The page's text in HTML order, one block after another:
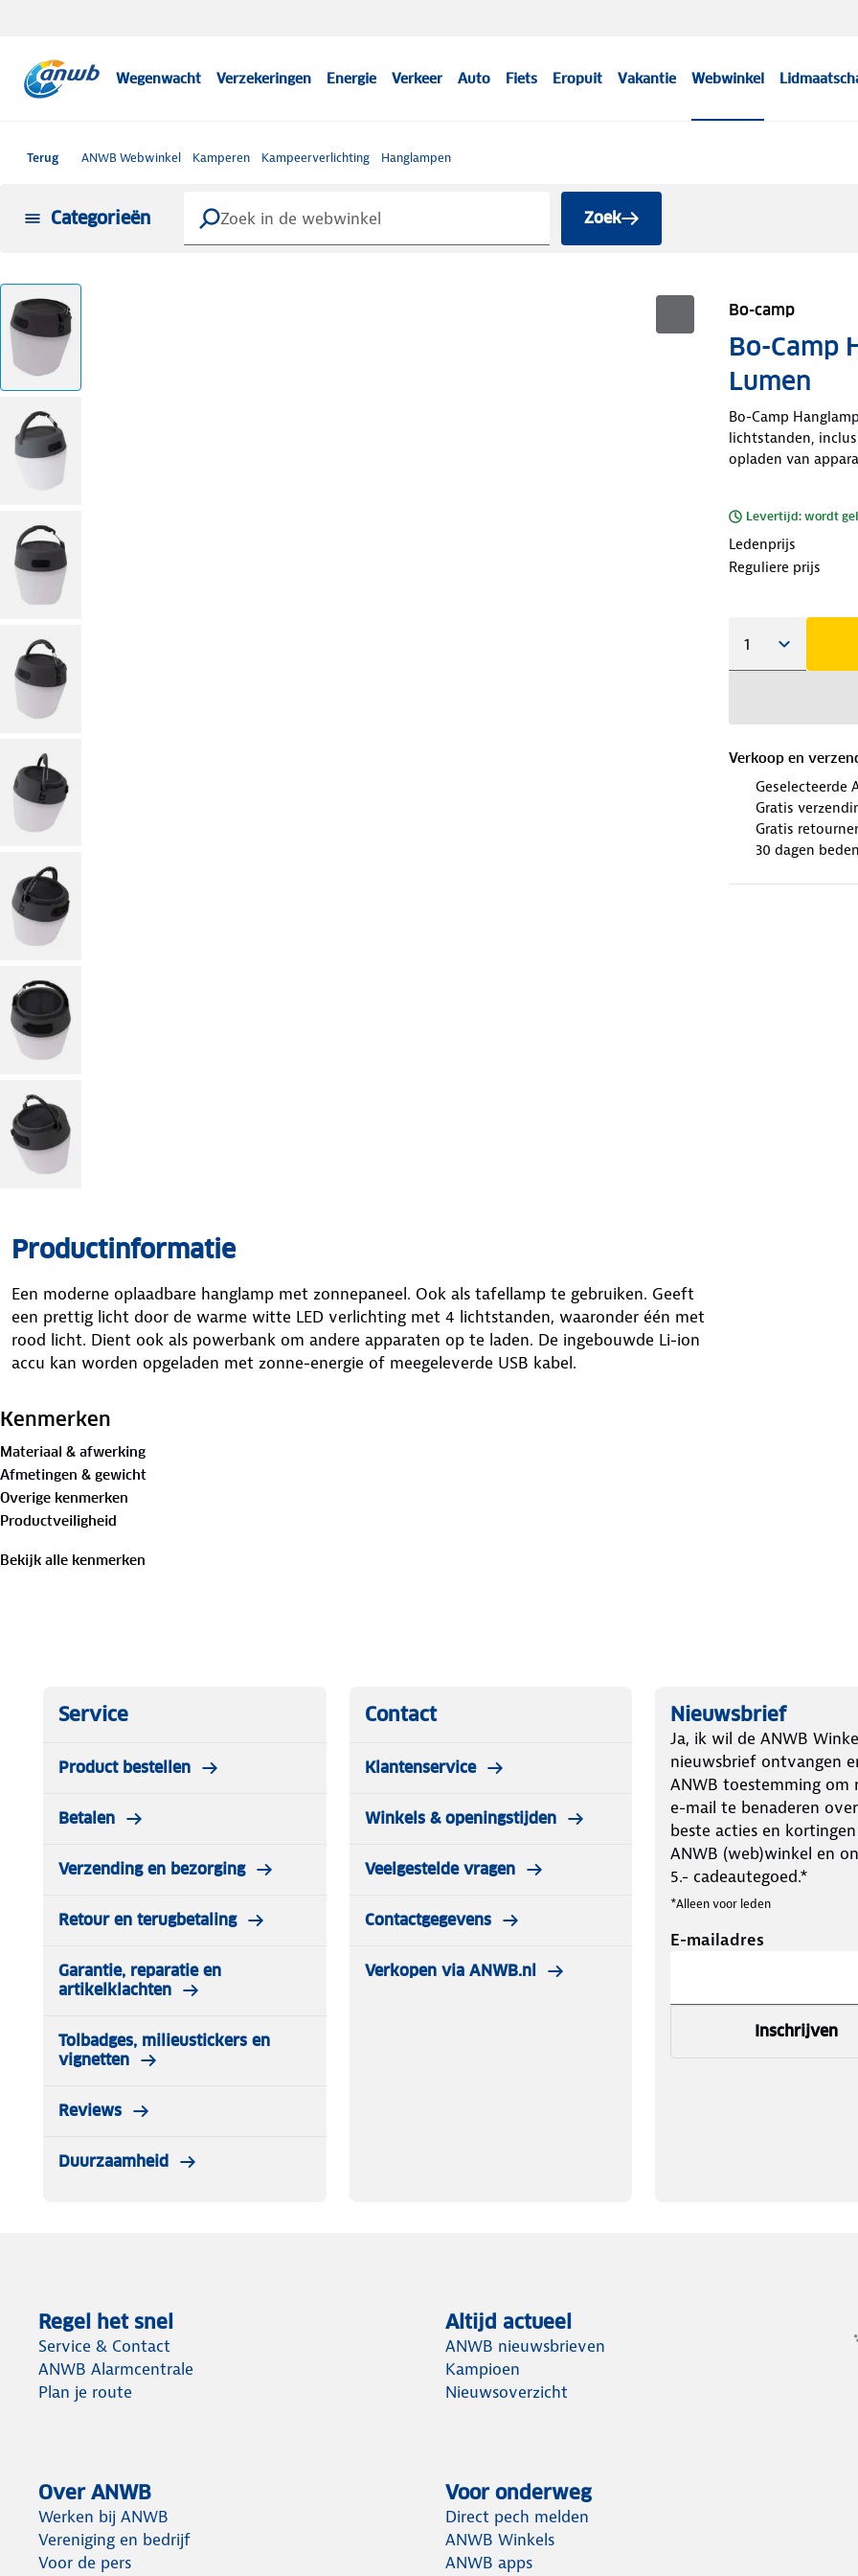
Wegenwacht Verzekeringen Energie Verkeer Auto Fiets Eropuit Vakantie Webwinkel
Terug ANWB Webwinkel Kamperen Kampeerverlichting Hanglampen
Categorieën Zoek
Bo-camp
Bo-Camp
Lumen
Bo-Camp
lichtstanden,
opladen van
Levertijd: wordt
Ledenprijs
Reguliere prijs
Verkoop en
Geselecteerde
Gratis
Gratis
30 dagen
Productinformatie
Een moderne oplaadbare hanglamp met zonnepaneel. Ook als tafellamp te gebruiken. Geeft
een prettig licht door de warme witte LED verlichting met 4 lichtstanden, waaronder één met
rood licht. Dient ook als powerbank om andere apparaten op te laden. De ingebouwde Li-ion
accu kan worden opgeladen met zonne-energie of meegeleverde USB kabel.
Kenmerken
Materiaal & afwerking
Afmetingen & gewicht
Overige kenmerken
Productveiligheid
Bekijk alle kenmerken
Service
Product bestellen
Betalen
Verzending en bezorging
Retour en terugbetaling
Garantie, reparatie en
artikelklachten
Tolbadges, milieustickers en
vignetten
Reviews
Duurzaamheid
Contact
Klantenservice
Winkels & openingstijden
Veelgestelde vragen
Contactgegevens
Verkopen via ANWB.nl
Nieuwsbrief
Ja, ik wil de ANWB
nieuwsbrief ontvangen
ANWB toestemming om
e-mail te benaderen
beste acties en
ANWB (web)winkel en
5.- cadeautegoed.*
*Alleen voor leden
E-mailadres
Inschrijven
Regel het snel
Service & Contact
ANWB Alarmcentrale
Plan je route
Altijd actueel
ANWB nieuwsbrieven
Kampioen
Nieuwsoverzicht
Over ANWB
Werken bij ANWB
Vereniging en bedrijf
Voor de pers
Voor onderweg
Direct pech melden
ANWB Winkels
ANWB apps